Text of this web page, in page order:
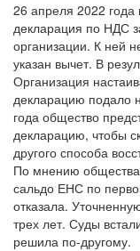
26 апреля 2022 года
декларация по НДС
организации. К ней
указан вычет. В
Организация
декларацию подало
года общество
декларацию, чтобы
другого способа
По мнению
сальдо ЕНС по
отказала.
трех лет. Суды
решила по-другому.